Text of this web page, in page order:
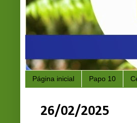
Página inicial Papo 10
26/02/2025